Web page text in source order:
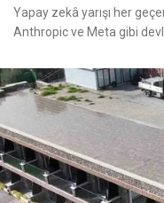
Yapay zekâ yarışı her
Anthropic ve Meta gibi